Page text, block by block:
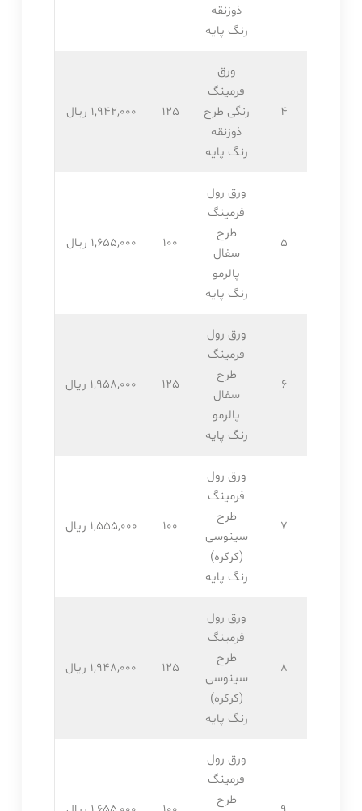
ذوزنقه
رنگ پایه
4
ورق
فرمینگ
رنگی طرح
ذوزنقه
رنگ پایه
125 1,942,۰۰۰ ریال
5
ورق رول
فرمینگ
طرح
سفال
پالرمو
رنگ پایه
100 1,655,۰۰۰ ریال
6
ورق رول
فرمینگ
طرح
سفال
پالرمو
رنگ پایه
125 1,958,۰۰۰ ریال
7
ورق رول
فرمینگ
طرح
سینوسی
(کرکره)
رنگ پایه
100 1,555,۰۰۰ ریال
8
ورق رول
فرمینگ
طرح
سینوسی
(کرکره)
رنگ پایه
125 1,948,۰۰۰ ریال
ورق رول
فرمینگ
طرح